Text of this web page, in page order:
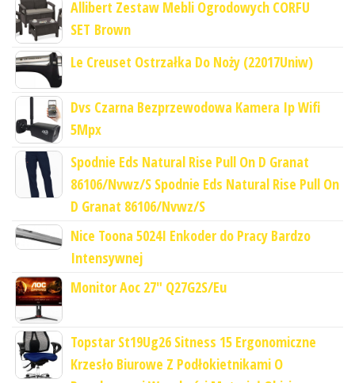
Allibert Zestaw Mebli Ogrodowych CORFU
SET Brown
Le Creuset Ostrzałka Do Noży (22017Uniw)
Dvs Czarna Bezprzewodowa Kamera Ip Wifi
5Mpx
Spodnie Eds Natural Rise Pull On D Granat
86106/Nvwz/S Spodnie Eds Natural Rise Pull On
D Granat 86106/Nvwz/S
Nice Toona 5024I Enkoder do Pracy Bardzo
Intensywnej
Monitor Aoc 27" Q27G2S/Eu
Topstar St19Ug26 Sitness 15 Ergonomiczne
Krzesło Biurowe Z Podłokietnikami O